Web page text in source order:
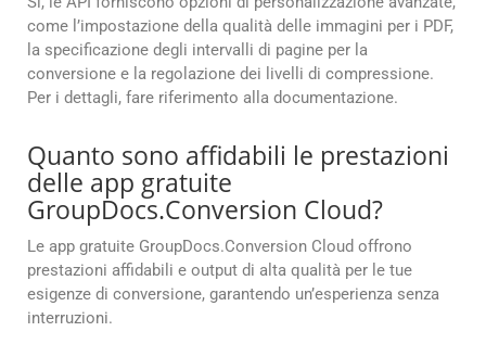
come l’impostazione della qualità delle immagini per i PDF,
la specificazione degli intervalli di pagine per la
conversione e la regolazione dei livelli di compressione.
Per i dettagli, fare riferimento alla documentazione.
Quanto sono affidabili le prestazioni
delle app gratuite
GroupDocs.Conversion Cloud?
Le app gratuite GroupDocs.Conversion Cloud offrono
prestazioni affidabili e output di alta qualità per le tue
esigenze di conversione, garantendo un’esperienza senza
interruzioni.